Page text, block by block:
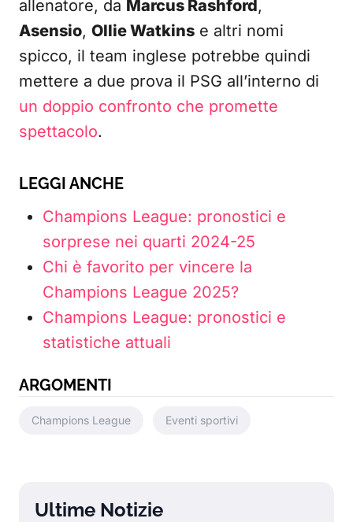
allenatore, da Marcus Rashford,
Asensio, Ollie Watkins e altri nomi
spicco, il team inglese potrebbe quindi
mettere a due prova il PSG all’interno di
un doppio confronto che promette
spettacolo.
LEGGI ANCHE
Champions League: pronostici e
sorprese nei quarti 2024-25
Chi è favorito per vincere la
Champions League 2025?
Champions League: pronostici e
statistiche attuali
ARGOMENTI
Champions League Eventi sportivi
Ultime Notizie